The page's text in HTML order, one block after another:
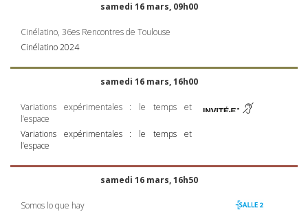
samedi 16 mars, 09h00
Cinélatino, 36es Rencontres de Toulouse
Cinélatino 2024
samedi 16 mars, 16h00
Variations expérimentales : le temps et
l’espace
Variations expérimentales : le temps et
l’espace
samedi 16 mars, 16h50
Somos lo que hay